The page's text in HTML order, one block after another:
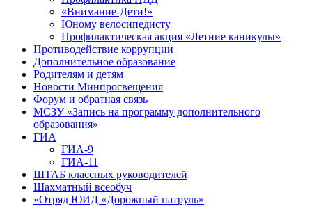
«Внимание-Дети!»
Юному велосипедисту
Профилактическая акция «Летние каникулы»
Противодействие коррупции
Дополнительное образование
Родителям и детям
Новости Минпросвещения
Форум и обратная связь
МСЗУ «Запись на программу дополнительного
образования»
ГИА
ГИА-9
ГИА-11
ШТАБ классных руководителей
Шахматный всеобуч
«Отряд ЮИД «Дорожный патруль»